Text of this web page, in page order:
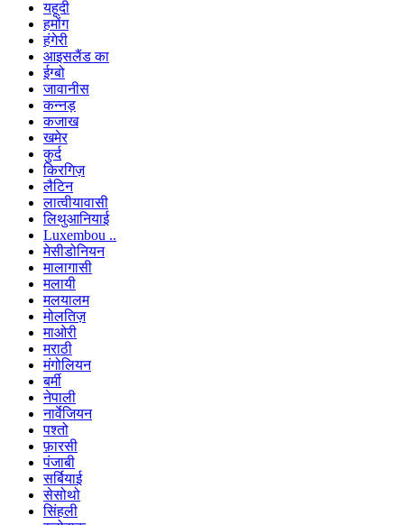
यहूदी
हमोंग
हंगेरी
आइसलैंड का
ईग्बो
जावानीस
कन्नड़
कजाख
खमेर
कुर्द
किरगिज़
लैटिन
लात्वीयावासी
लिथुआनियाई
Luxembou ..
मेसीडोनियन
मालागासी
मलायी
मलयालम
मोलतिज़
माओरी
मराठी
मंगोलियन
बर्मी
नेपाली
नार्वेजियन
पश्तो
फ़ारसी
पंजाबी
सर्बियाई
सेसोथो
सिंहली